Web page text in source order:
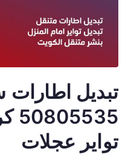
تبديل اطارات
تواير عجلات